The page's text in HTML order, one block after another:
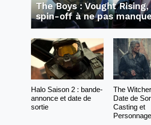
The Boys : Vought Rising,
spin-off à ne pas
Halo Saison 2 : bande-
annonce et date de
sortie
The
Date de
Casting et